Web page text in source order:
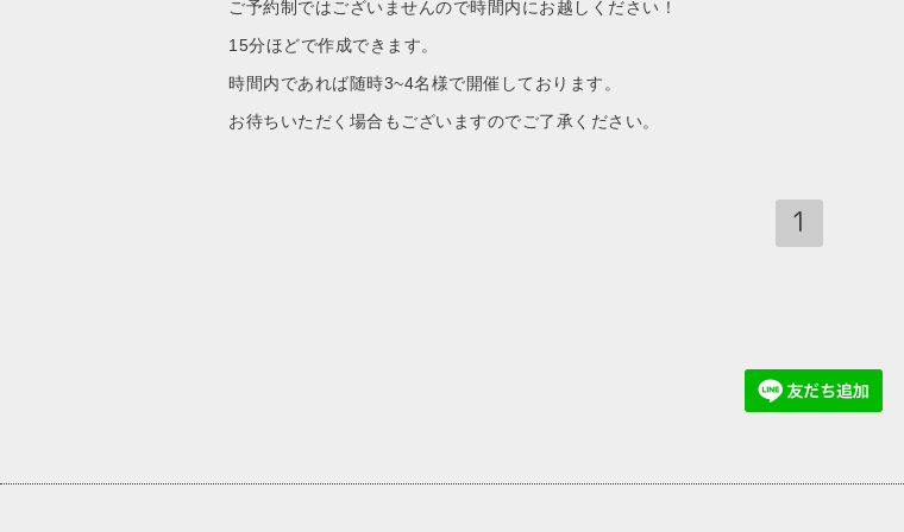
ご予約制ではございませんので時間内にお越しください！
15分ほどで作成できます。
時間内であれば随時3~4名様で開催しております。
お待ちいただく場合もございますのでご了承ください。
1